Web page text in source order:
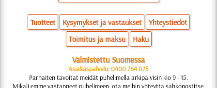
Tuotteet Kysymykset ja vastaukset
Yhteystiedot
Toimitus ja maksu
Haku
Valmistettu Suomessa
Asiakaspalvelu: 0400 764 075
Parhaiten tavoitat meidät puhelimella arkipäivisin klo 9 - 15.
Mikäli emme vastanneet puhelimeen, ota meihin yhteyttä sähköpostitse.